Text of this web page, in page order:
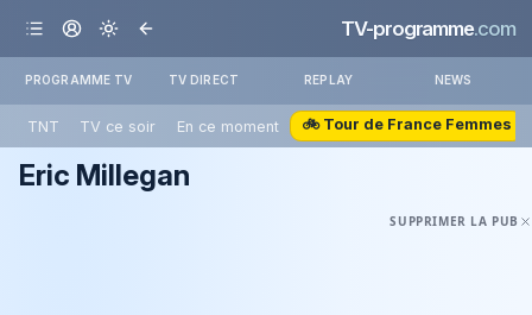
TV-programme.com
PROGRAMME TV TV DIRECT REPLAY NEWS
TNT TV ce soir En ce moment 🚲 Tour de France Femmes
Eric Millegan
SUPPRIMER LA PUB